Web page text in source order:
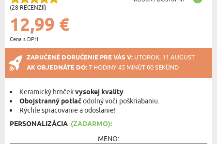
(28 RECENZIÍ)
12,99 €
Cena s DPH
ZARUČENÉ DORUČENIE PRE VÁS V: UTOROK, 11 AUGUST
AK OBJEDNÁTE DO:7 HODINY 45 MINÚT 00 SEKÚND
Keramický hrnčekvysokej kvality.
Obojstranný potlačodolný voči poškriabaniu.
Rýchle spracovanie a odoslanie!
PERSONALIZÁCIA (ZADARMO):
MENO: